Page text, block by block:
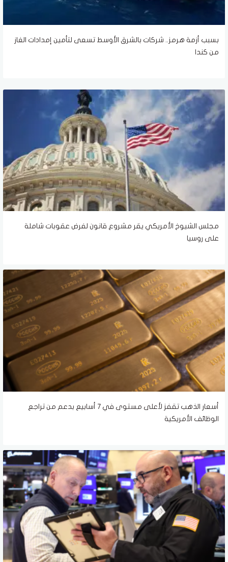
بسبب أزمة هرمز.. شركات بالشرق الأوسط تسعى لتأمين إمدادات الغاز
من كندا
مجلس الشيوخ الأمريكي يقر مشروع قانون لفرض عقوبات شاملة
على روسيا
أسعار الذهب تقفز لأعلى مستوى في 7 أسابيع بدعم من تراجع
الوظائف الأمريكية